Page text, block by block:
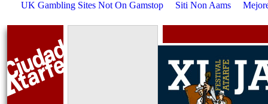
UK Gambling Sites Not On Gamstop Siti Non Aams